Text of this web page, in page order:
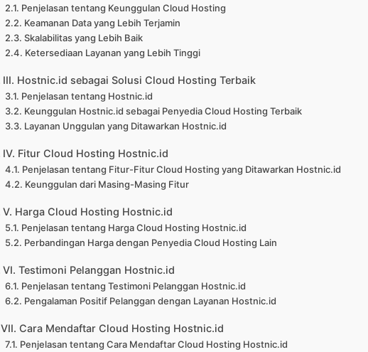
Penjelasan tentang Keunggulan Cloud Hosting
Keamanan Data yang Lebih Terjamin
Skalabilitas yang Lebih Baik
Ketersediaan Layanan yang Lebih Tinggi
III. Hostnic.id sebagai Solusi Cloud Hosting Terbaik
Penjelasan tentang Hostnic.id
Keunggulan Hostnic.id sebagai Penyedia Cloud Hosting Terbaik
Layanan Unggulan yang Ditawarkan Hostnic.id
IV. Fitur Cloud Hosting Hostnic.id
Penjelasan tentang Fitur-Fitur Cloud Hosting yang Ditawarkan Hostnic.id
Keunggulan dari Masing-Masing Fitur
V. Harga Cloud Hosting Hostnic.id
Penjelasan tentang Harga Cloud Hosting Hostnic.id
Perbandingan Harga dengan Penyedia Cloud Hosting Lain
VI. Testimoni Pelanggan Hostnic.id
Penjelasan tentang Testimoni Pelanggan Hostnic.id
Pengalaman Positif Pelanggan dengan Layanan Hostnic.id
VII. Cara Mendaftar Cloud Hosting Hostnic.id
Penjelasan tentang Cara Mendaftar Cloud Hosting Hostnic.id